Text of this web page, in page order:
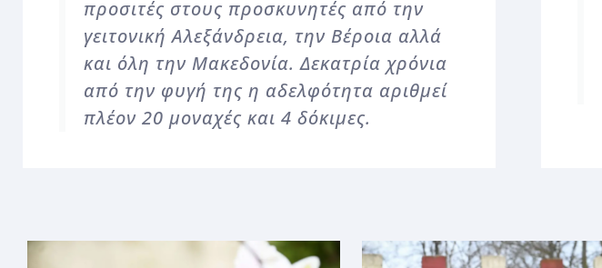
προσιτές στους προσκυνητές από την
γειτονική Αλεξάνδρεια, την Βέροια αλλά
και όλη την Μακεδονία. Δεκατρία χρόνια
από την φυγή της η αδελφότητα αριθμεί
πλέον 20 μοναχές και 4 δόκιμες.